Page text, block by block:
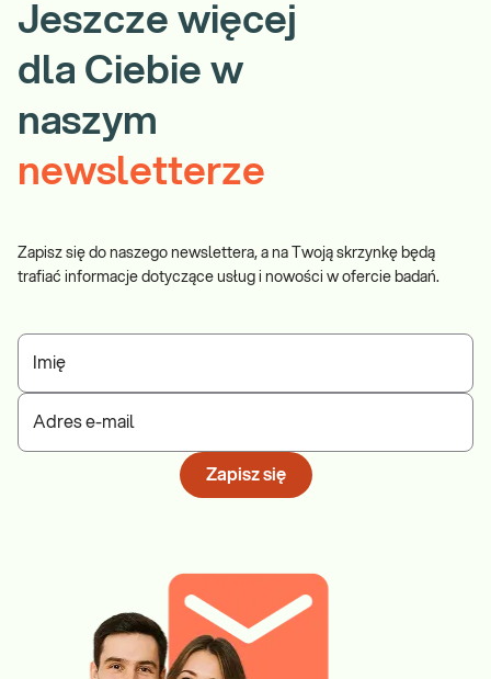
Jeszcze więcej
dla Ciebie w
naszym
newsletterze
Zapisz się do naszego newslettera, a na Twoją skrzynkę będą
trafiać informacje dotyczące usług i nowości w ofercie badań.
Imię
Adres e-mail
Zapisz się